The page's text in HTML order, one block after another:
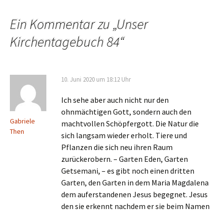
Ein Kommentar zu „Unser
Kirchentagebuch 84“
Gabriele
Then
10. Juni 2020 um 18:12 Uhr
Ich sehe aber auch nicht nur den
ohnmächtigen Gott, sondern auch den
machtvollen Schöpfergott. Die Natur die
sich langsam wieder erholt. Tiere und
Pflanzen die sich neu ihren Raum
zurückerobern. – Garten Eden, Garten
Getsemani, – es gibt noch einen dritten
Garten, den Garten in dem Maria Magdalena
dem auferstandenen Jesus begegnet. Jesus
den sie erkennt nachdem er sie beim Namen